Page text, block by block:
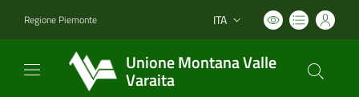
Regione Piemonte Lingua attiva:
ITA
Unione Montana Valle
Varaita